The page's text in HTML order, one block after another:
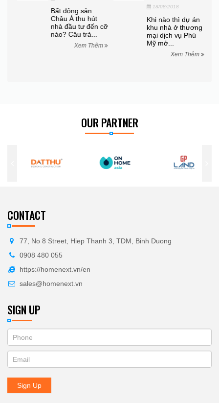
Bất động sản
Châu Á thu hút
nhà đầu tư đến cỡ
nào? Câu trả...
Xem Thêm
18/08/2018
Khi nào thì dự án
khu nhà ở thương
mại dịch vụ Phú
Mỹ mở...
Xem Thêm
OUR PARTNER
CONTACT
77, No 8 Street, Hiep Thanh 3, TDM, Binh Duong
0908 480 055
https://homenext.vn/en
sales@homenext.vn
SIGN UP
ĐĂNG
KÝ
NHẬN
BẢN
you
are
human,
leave
this
Sign Up